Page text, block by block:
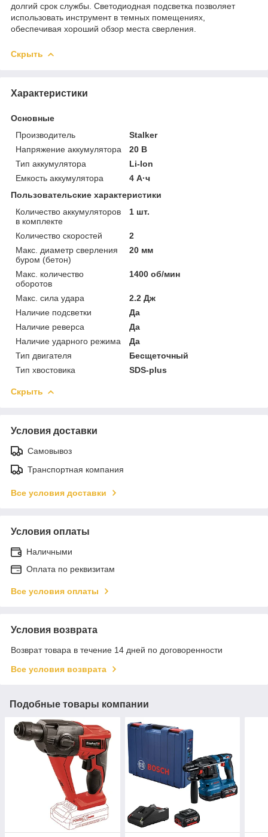
долгий срок службы. Светодиодная подсветка позволяет
использовать инструмент в темных помещениях,
обеспечивая хороший обзор места сверления.
Скрыть
Характеристики
Основные
Производитель
Stalker
Напряжение аккумулятора
20 В
Тип аккумулятора
Li-Ion
Емкость аккумулятора
4 А·ч
Пользовательские характеристики
Количество аккумуляторов
в комплекте
1 шт.
Количество скоростей
2
Макс. диаметр сверления
буром (бетон)
20 мм
Макс. количество
оборотов
1400 об/мин
Макс. сила удара
2.2 Дж
Наличие подсветки
Да
Наличие реверса
Да
Наличие ударного режима
Да
Тип двигателя
Бесщеточный
Тип хвостовика
SDS-plus
Скрыть
Условия доставки
Самовывоз
Транспортная компания
Все условия доставки
Условия оплаты
Наличными
Оплата по реквизитам
Все условия оплаты
Условия возврата
Возврат товара в течение 14 дней по договоренности
Все условия возврата
Подобные товары компании